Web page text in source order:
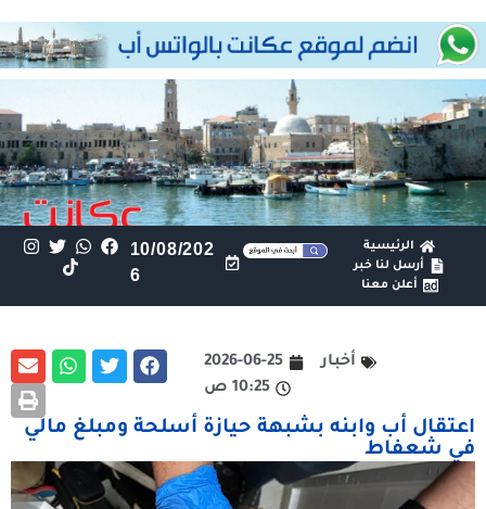
الرئيسية
أرسل لنا خبر
أعلن معنا
10/08/202
6
أخبار
2026-06-25
10:25 ص
اعتقال أب وابنه بشبهة حيازة أسلحة ومبلغ مالي
في شعفاط